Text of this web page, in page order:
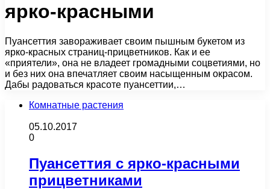
ярко-красными
Пуансеттия завораживает своим пышным букетом из
ярко-красных страниц-прицветников. Как и ее
«приятели», она не владеет громадными соцветиями, но
и без них она впечатляет своим насыщенным окрасом.
Дабы радоваться красоте пуансеттии,…
Комнатные растения
05.10.2017
0
Пуансеттия с ярко-красными
прицветниками